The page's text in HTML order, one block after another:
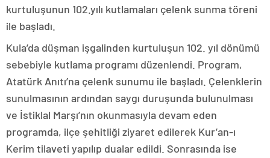
kurtuluşunun 102.yılı kutlamaları çelenk sunma töreni
ile başladı.
Kula’da düşman işgalinden kurtuluşun 102. yıl dönümü
sebebiyle kutlama programı düzenlendi. Program,
Atatürk Anıtı’na çelenk sunumu ile başladı. Çelenklerin
sunulmasının ardından saygı duruşunda bulunulması
ve İstiklal Marşı’nın okunmasıyla devam eden
programda, ilçe şehitliği ziyaret edilerek Kur’an-ı
Kerim tilaveti yapılıp dualar edildi. Sonrasında ise